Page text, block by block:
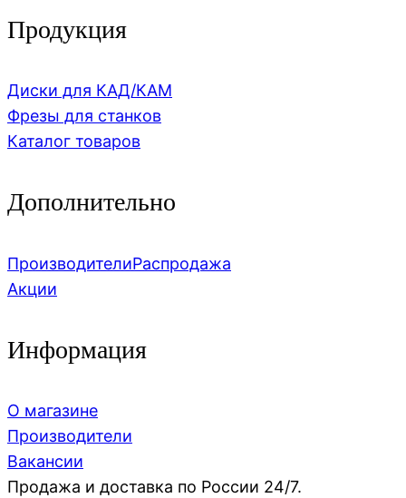
Продукция
Диски для КАД/КАМ
Фрезы для станков
Каталог товаров
Дополнительно
ПроизводителиРаспродажа
Акции
Информация
О магазине
Производители
Вакансии
Продажа и доставка по России 24/7.